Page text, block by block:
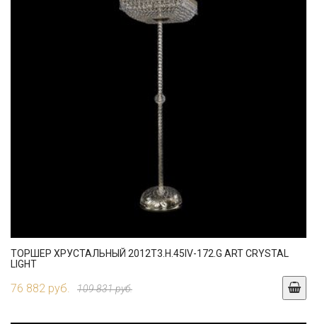
ТОРШЕР ХРУСТАЛЬНЫЙ 2012T3.H.45IV-172.G ART CRYSTAL
LIGHT
76 882 руб. 109 831 руб.